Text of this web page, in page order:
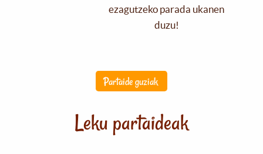
ezagutzeko parada ukanen
duzu!
Partaide guziak
Leku partaideak